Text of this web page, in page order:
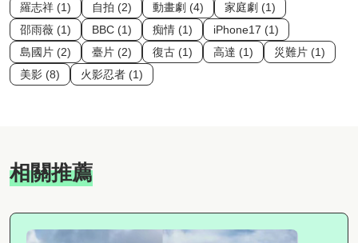
羅志祥 (1) 自拍 (2) 動畫劇 (4)
家庭劇 (1)
邵雨薇 (1)
BBC (1) 痴情 (1)
iPhone17 (1)
島國片 (2)
臺片 (2) 復古 (1) 高達 (1)
災難片 (1)
美影 (8)
火影忍者 (1)
相關推薦